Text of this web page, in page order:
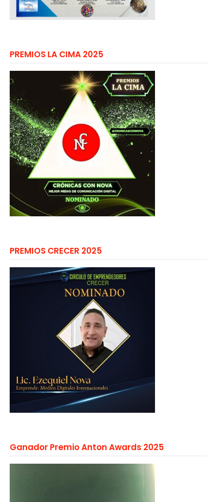
PREMIOS LA CIMA 2025
PREMIOS CRECER 2025
Ganador Premio Anton Awards 2025